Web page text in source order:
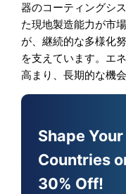
器のコーティングシ
た現地製造能力が市
が、継続的な多様化
を支えています。エ
高まり、長期的な機
Shape
Countries
30% Off!